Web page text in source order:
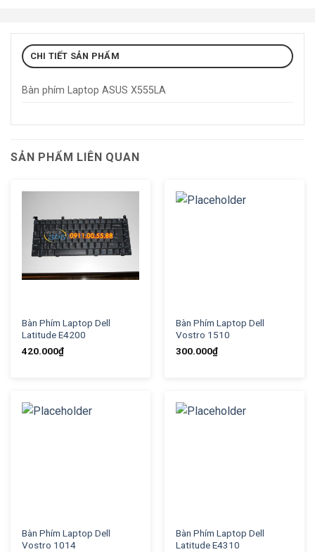
CHI TIẾT SẢN PHẨM
Bàn phím Laptop ASUS X555LA
SẢN PHẨM LIÊN QUAN
Bàn Phím Laptop Dell
Latitude E4200
420.000₫
Bàn Phím Laptop Dell
Vostro 1510
300.000₫
Bàn Phím Laptop Dell
Vostro 1014
Bàn Phím Laptop Dell
Latitude E4310